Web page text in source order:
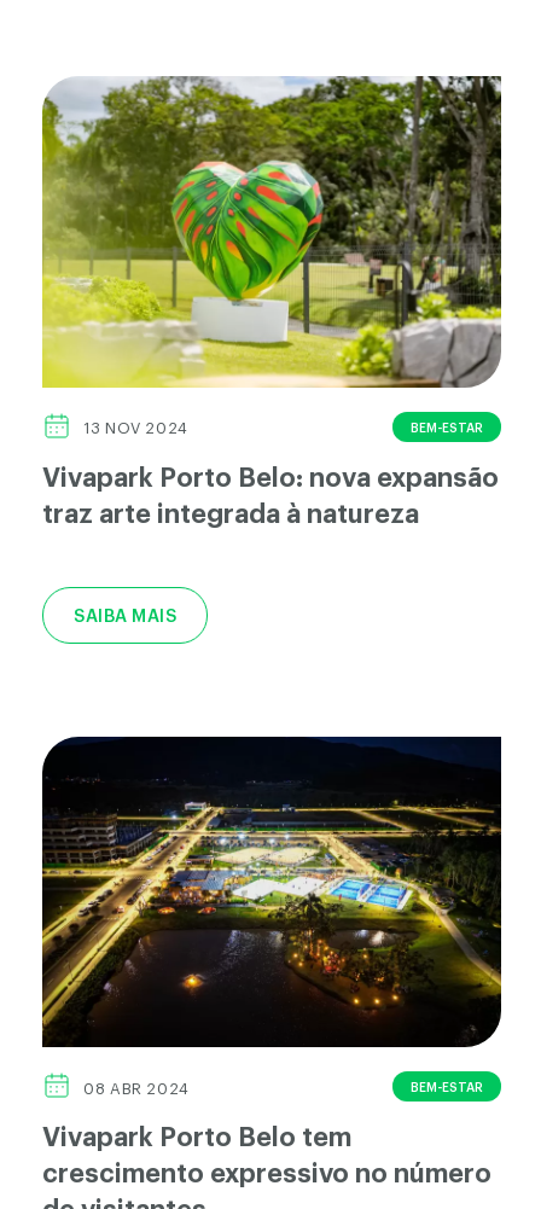
13 NOV 2024 BEM-ESTAR
Vivapark Porto Belo: nova expansão
traz arte integrada à natureza
SAIBA MAIS
08 ABR 2024 BEM-ESTAR
Vivapark Porto Belo tem
crescimento expressivo no número